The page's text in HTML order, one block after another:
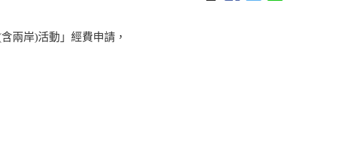
兩岸)活動」經費申請，